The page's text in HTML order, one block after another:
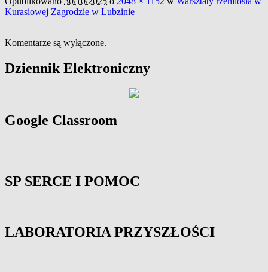
Kurasiowej Zagrodzie w Lubzinie
Komentarze są wyłączone.
Primary
Area
Dziennik Elektroniczny
Google Classroom
SP SERCE I POMOC
LABORATORIA PRZYSZŁOŚCI